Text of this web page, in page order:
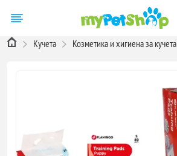
Кучета Козметика и хигиена за кучета